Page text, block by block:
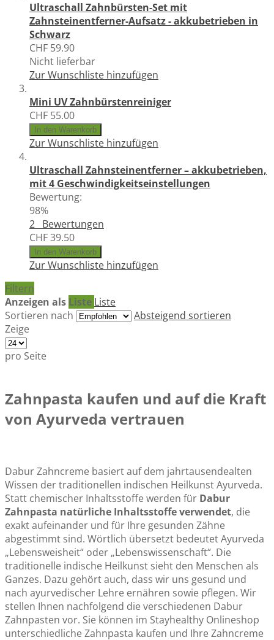
Ultraschall Zahnbürsten-Set mit
Zahnsteinentferner-Aufsatz - akkubetrieben in
Schwarz
CHF 59.90
Nicht lieferbar
Zur Wunschliste hinzufügen
Mini UV Zahnbürstenreiniger
CHF 55.00
In den Warenkorb
Zur Wunschliste hinzufügen
Ultraschall Zahnsteinentferner – akkubetrieben,
mit 4 Geschwindigkeitseinstellungen
Bewertung:
98%
2 Bewertungen
CHF 39.50
In den Warenkorb
Zur Wunschliste hinzufügen
Filtern
Anzeigen als Liste Liste
Sortieren nach
Absteigend sortieren
Zeige
pro Seite
Zahnpasta kaufen und auf die Kraft
von Ayurveda vertrauen
Dabur Zahncreme basiert auf dem jahrtausendealten
Wissen der traditionellen indischen Heilkunst Ayurveda.
Statt chemischer Inhaltsstoffe werden für Dabur
Zahnpasta natürliche Inhaltsstoffe verwendet, die
exakt aufeinander und für Ihre gesunden Zähne
abgestimmt sind. Wörtlich übersetzt bedeutet Ayurveda
„Lebensweisheit“ oder „Lebenswissenschaft“. Die
traditionelle indische Heilkunst sieht den Menschen als
Ganzes. Dazu gehört auch, dass wir uns gesund und
nach ayurvedischer Lehre ernähren sowie pflegen. Wir
stellen Ihnen nachfolgend die verschiedenen Dabur
Zahnpasten vor. Sie können im Stayhealthy Onlineshop
unterschiedliche Zahnpasta kaufen und Ihre Zahncreme